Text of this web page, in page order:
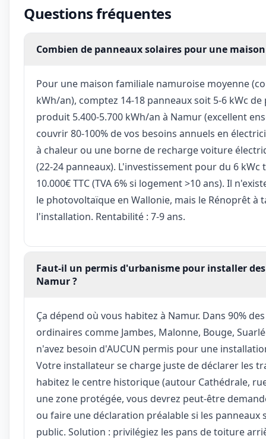
Questions fréquentes
Combien de panneaux solaires pour une
Pour une maison familiale namuroise moyenne
kWh/an), comptez 14-18 panneaux soit 5-6 kWc de
produit 5.400-5.700 kWh/an à Namur (excellent
couvrir 80-100% de vos besoins annuels en
à chaleur ou une borne de recharge voiture
(22-24 panneaux). L'investissement pour du 6
10.000€ TTC (TVA 6% si logement >10 ans). Il
le photovoltaïque en Wallonie, mais le Rénoprêt à
l'installation. Rentabilité : 7-9 ans.
Faut-il un permis d'urbanisme pour installer
Namur ?
Ça dépend où vous habitez à Namur. Dans 90%
ordinaires comme Jambes, Malonne, Bouge,
n'avez besoin d'AUCUN permis pour une
Votre installateur se charge juste de déclarer les
habitez le centre historique (autour Cathédrale,
une zone protégée, vous devrez peut-être
ou faire une déclaration préalable si les panneaux
public. Solution : privilégiez les pans de toiture